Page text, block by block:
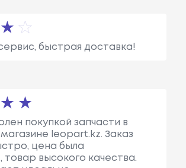
быстрая доставка!
покупкой запчасти в
leopart.kz. Заказ
цена была
товар высокого качества.